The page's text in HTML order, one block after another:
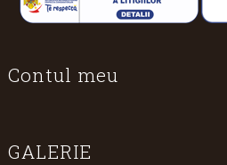
Contul meu
GALERIE